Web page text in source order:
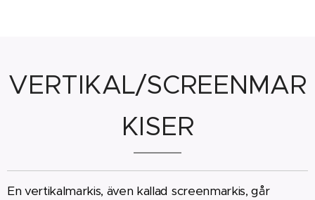
VERTIKAL/SCREENMAR
KISER
En vertikalmarkis, även kallad screenmarkis, går